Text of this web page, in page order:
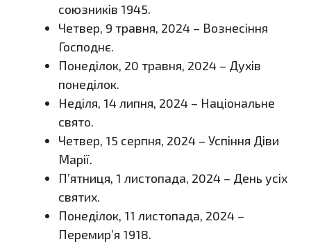
союзників 1945.
Четвер, 9 травня, 2024 – Вознесіння
Господнє.
Понеділок, 20 травня, 2024 – Духів
понеділок.
Неділя, 14 липня, 2024 – Національне
свято.
Четвер, 15 серпня, 2024 – Успіння Діви
Марії.
П’ятниця, 1 листопада, 2024 – День усіх
святих.
Понеділок, 11 листопада, 2024 –
Перемир’я 1918.